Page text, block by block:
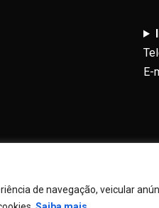
de navegação, veicular
E-